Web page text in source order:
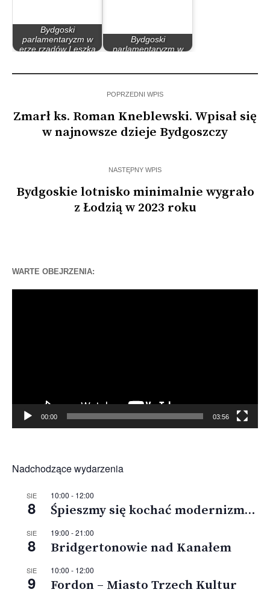
Bydgoski
parlamentaryzm w
erze rządów Leszka
Bydgoski
parlamentaryzm w
POPRZEDNI WPIS
Zmarł ks. Roman Kneblewski. Wpisał się
w najnowsze dzieje Bydgoszczy
NASTĘPNY WPIS
Bydgoskie lotnisko minimalnie wygrało
z Łodzią w 2023 roku
WARTE OBEJRZENIA:
00:00 03:56
Nadchodzące wydarzenia
SIE
8
10:00 - 12:00
Śpieszmy się kochać modernizm…
SIE
8
19:00 -21:00
Bridgertonowie nad Kanałem
SIE
9
10:00 - 12:00
Fordon – Miasto Trzech Kultur